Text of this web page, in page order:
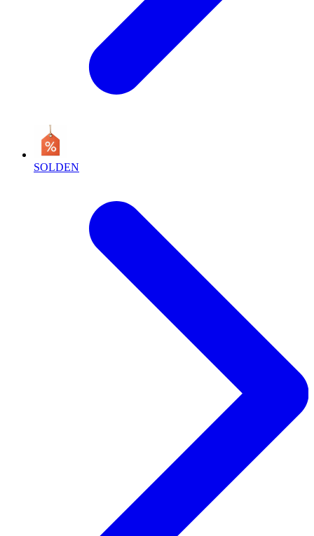
SOLDEN